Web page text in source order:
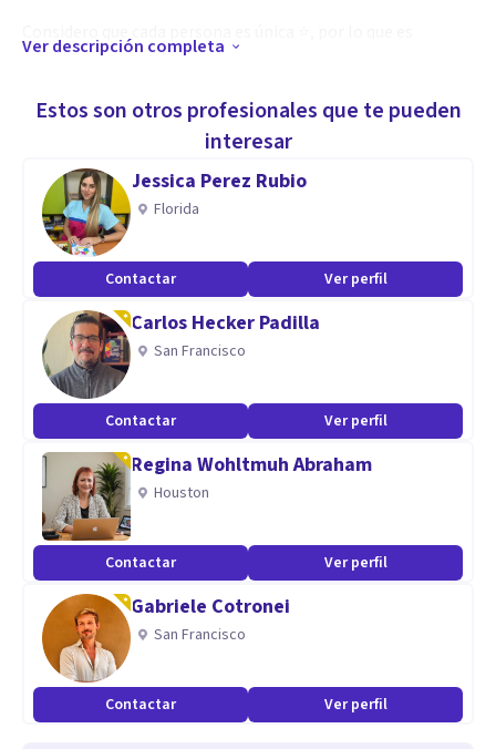
única y que respete los ritmos de esa persona, brindando un
espacio seguro 🫂 en el que puedas hablar de lo que quieras
sin preocuparte .
Si sientes que quieres empezar o continuar una
psicoterapia, puedes contactarme. Estoy aquí para
escucharte y apoyarte en todo el proceso 👥.
Especialidad
Me especializo en la atención de jóvenes y adultos pero
cuando con mucha experiencia en el trabajo con
adolescentes, ocupándome de asuntos que van desde la
orientación vocacional hasta el consumo problemático,
abuso sexual, adicciones, entre otros.
Aptitudes
Creo que cuento con las habilidades para poder brindar un
espacio de en el que el paciente pueda hablar tanto de lo
que lo aqueja como de lo que le gustaría mejorar para que
este pueda lograr lo que se propone.
Ver descripción completa
Estos son otros profesionales que te pueden
interesar
Jessica Perez Rubio
Florida
Contactar Ver perfil
Carlos Hecker Padilla
San Francisco
Contactar Ver perfil
Regina Wohltmuh Abraham
Houston
Contactar Ver perfil
Gabriele Cotronei
San Francisco
Contactar Ver perfil